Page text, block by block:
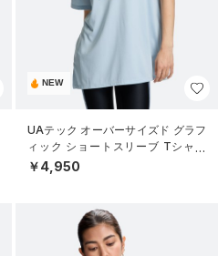
NEW
UAテック オーバーサイズド グラフ
ィック ショートスリーブ Tシャツ
（トレーニング/WOMEN）
￥4,950